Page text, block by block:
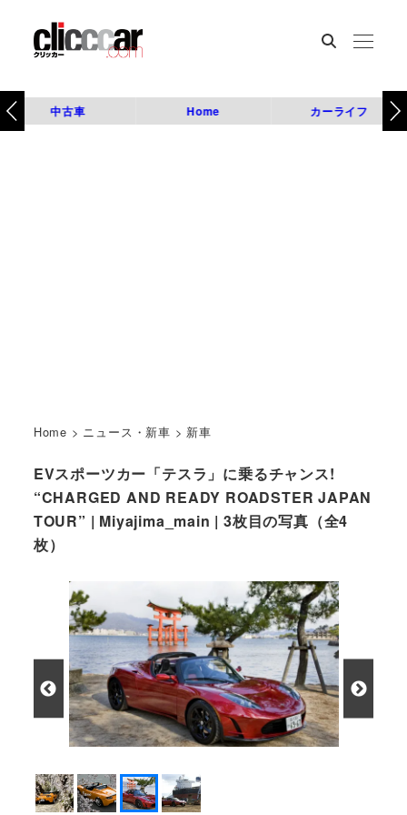
中古車 Home カーライフ
Home > ニュース・新車 > 新車
EVスポーツカー「テスラ」に乗るチャンス!
“CHARGED AND READY ROADSTER JAPAN
TOUR” | Miyajima_main | 3枚目の写真（全4
枚）